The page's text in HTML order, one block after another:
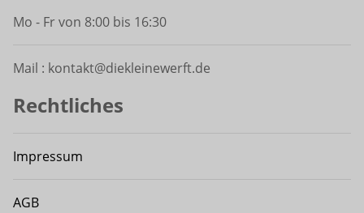
Mo - Fr von 8:00 bis 16:30
Mail : kontakt@diekleinewerft.de
Rechtliches
Impressum
AGB